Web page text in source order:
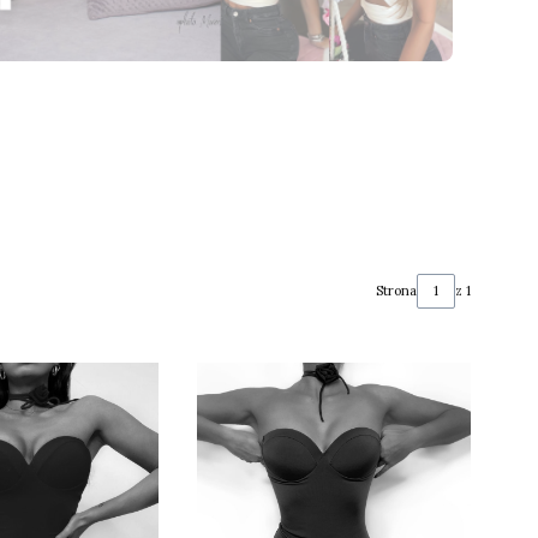
Strona z 1